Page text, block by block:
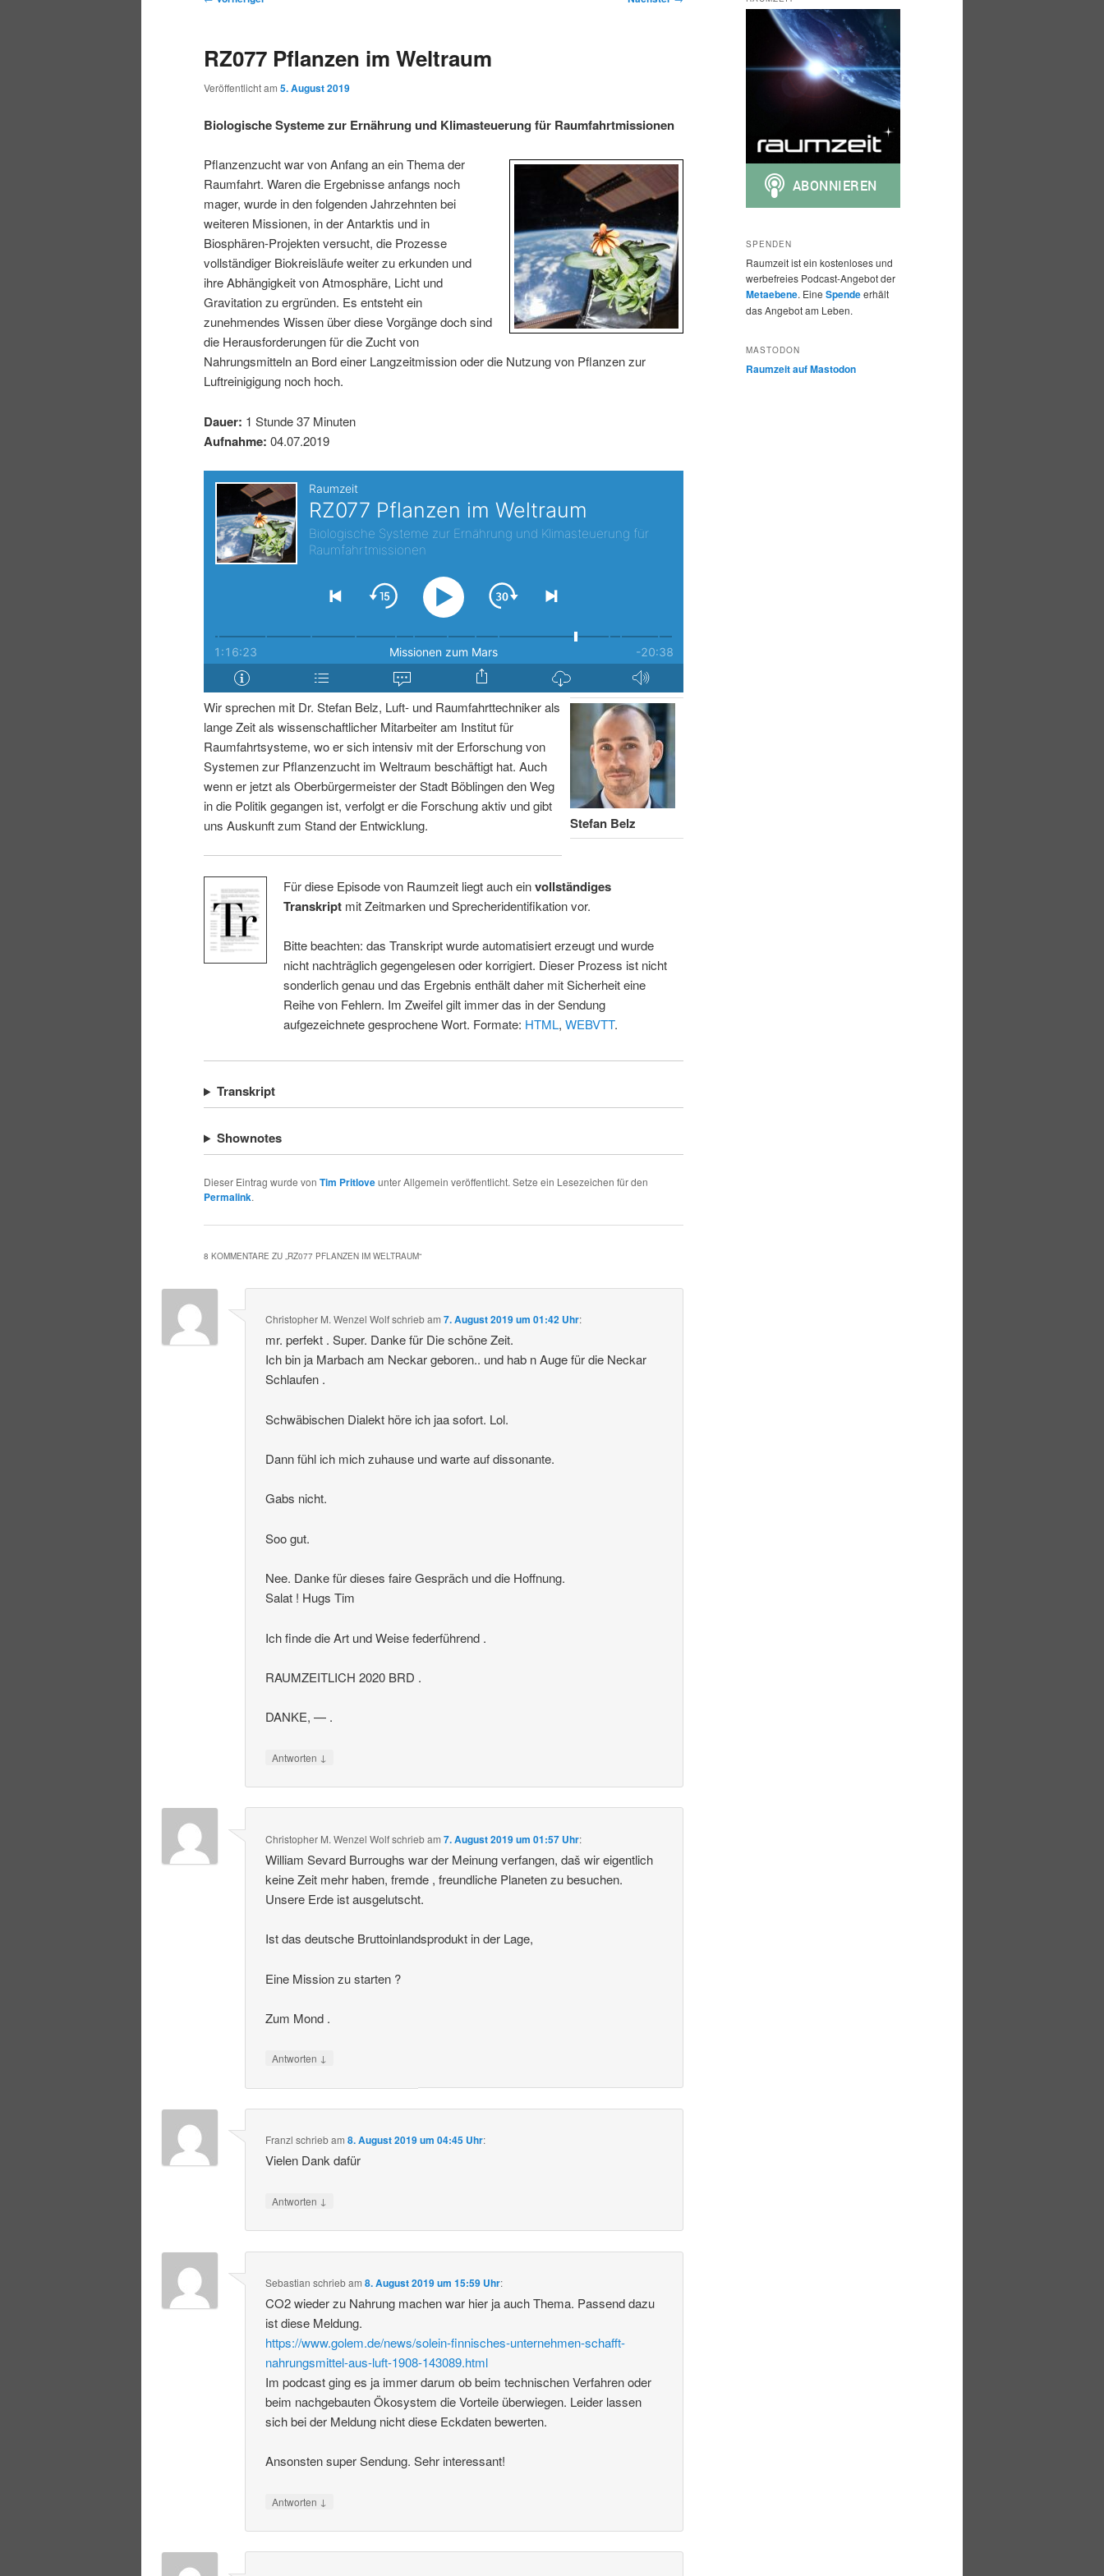
p
m
ä
r
e
n
I
n
h
a
l
s
r
i
n
g
e
n
s
u
n
d
ä
r
e
n
I
n
h
l
s
p
r
i
n
g
e
t
a
s
a
v
i
g
a
t
i
o
n
RZ077 Pflanzen im Weltraum
Veröffentlicht am 5. August 2019
Biologische Systeme zur Ernährung und Klimasteuerung für Raumfahrtmissionen
Pflanzenzucht war von Anfang an ein Thema der
Raumfahrt. Waren die Ergebnisse anfangs noch
mager, wurde in den folgenden Jahrzehnten bei
weiteren Missionen, in der Antarktis und in
Biosphären-Projekten versucht, die Prozesse
vollständiger Biokreisläufe weiter zu erkunden und
ihre Abhängigkeit von Atmosphäre, Licht und
Gravitation zu ergründen. Es entsteht ein
zunehmendes Wissen über diese Vorgänge doch sind
die Herausforderungen für die Zucht von
Nahrungsmitteln an Bord einer Langzeitmission oder die Nutzung von Pflanzen zur
Luftreinigigung noch hoch.
Dauer: 1 Stunde 37 Minuten
Aufnahme: 04.07.2019
Stefan Belz
Wir sprechen mit Dr. Stefan Belz, Luft- und Raumfahrttechniker als
lange Zeit als wissenschaftlicher Mitarbeiter am Institut für
Raumfahrtsysteme, wo er sich intensiv mit der Erforschung von
Systemen zur Pflanzenzucht im Weltraum beschäftigt hat. Auch
wenn er jetzt als Oberbürgermeister der Stadt Böblingen den Weg
in die Politik gegangen ist, verfolgt er die Forschung aktiv und gibt
uns Auskunft zum Stand der Entwicklung.
Für diese Episode von Raumzeit liegt auch einvollständiges
Transkriptmit Zeitmarken und Sprecheridentifikation vor.
Bitte beachten: das Transkript wurde automatisiert erzeugt und wurde
nicht nachträglich gegengelesen oder korrigiert. Dieser Prozess ist nicht
sonderlich genau und das Ergebnis enthält daher mit Sicherheit eine
Reihe von Fehlern. Im Zweifel gilt immer das in der Sendung
aufgezeichnete gesprochene Wort. Formate: HTML, WEBVTT.
Transkript
Shownotes
Dieser Eintrag wurde von Tim Pritloveunter Allgemein veröffentlicht. Setze ein Lesezeichen für den
Permalink.
8 KOMMENTARE ZU „RZ077 PFLANZEN IM WELTRAUM“
Christopher M. Wenzel Wolfschriebam7. August 2019 um 01:42 Uhr:
mr. perfekt . Super. Danke für Die schöne Zeit.
Ich bin ja Marbach am Neckar geboren.. und hab n Auge für die Neckar
Schlaufen .
Schwäbischen Dialekt höre ich jaa sofort. Lol.
Dann fühl ich mich zuhause und warte auf dissonante.
Gabs nicht.
Soo gut.
Nee. Danke für dieses faire Gespräch und die Hoffnung.
Salat ! Hugs Tim
Ich finde die Art und Weise federführend .
RAUMZEITLICH 2020 BRD .
DANKE, — .
Antworten ↓
Christopher M. Wenzel Wolfschriebam7. August 2019 um 01:57 Uhr:
William Sevard Burroughs war der Meinung verfangen, daš wir eigentlich
keine Zeit mehr haben, fremde , freundliche Planeten zu besuchen.
Unsere Erde ist ausgelutscht.
Ist das deutsche Bruttoinlandsprodukt in der Lage,
Eine Mission zu starten ?
Zum Mond .
Antworten ↓
Franzl schriebam8. August 2019 um 04:45 Uhr:
Vielen Dank dafür
Antworten ↓
Sebastian schriebam8. August 2019 um 15:59 Uhr:
CO2 wieder zu Nahrung machen war hier ja auch Thema. Passend dazu
ist diese Meldung.
https://www.golem.de/news/solein-finnisches-unternehmen-schafft-
nahrungsmittel-aus-luft-1908-143089.html
Im podcast ging es ja immer darum ob beim technischen Verfahren oder
beim nachgebauten Ökosystem die Vorteile überwiegen. Leider lassen
sich bei der Meldung nicht diese Eckdaten bewerten.
Ansonsten super Sendung. Sehr interessant!
Antworten ↓
SPENDEN
Raumzeit ist ein kostenloses und
werbefreies Podcast-Angebot der
Metaebene. Eine Spendeerhält
das Angebot am Leben.
MASTODON
Raumzeit auf Mastodon